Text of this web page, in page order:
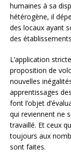
humaines à sa
hétérogène, il
des locaux ayant
des
L’application
proposition de
nouvelles
apprentissages
font l’objet
qui reviennent ne
travaillé. Et ceux
toujours aux
sont faites.